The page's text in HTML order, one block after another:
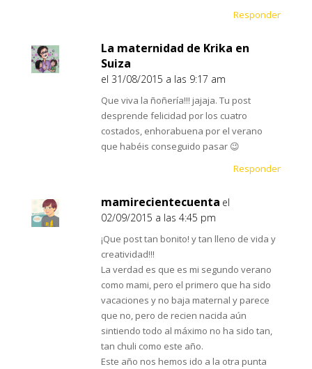
Responder
La maternidad de Krika en
Suiza
el 31/08/2015 a las 9:17 am
Que viva la ñoñería!!! jajaja. Tu post
desprende felicidad por los cuatro
costados, enhorabuena por el verano
que habéis conseguido pasar 😉
Responder
mamirecientecuenta el
02/09/2015 a las 4:45 pm
¡Que post tan bonito! y tan lleno de vida y
creatividad!!!
La verdad es que es mi segundo verano
como mami, pero el primero que ha sido
vacaciones y no baja maternal y parece
que no, pero de recien nacida aún
sintiendo todo al máximo no ha sido tan,
tan chuli como este año.
Este año nos hemos ido a la otra punta